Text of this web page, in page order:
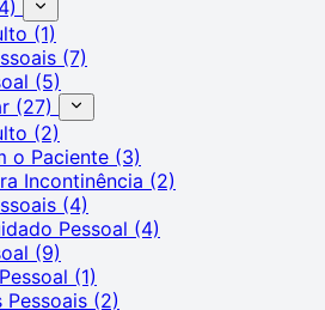
(1)
(7)
(5)
(27)
(2)
o Paciente (3)
Incontinência (2)
(4)
Pessoal (4)
(9)
(1)
Pessoais (2)